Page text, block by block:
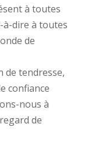
à toutes
à-dire à toutes
de
de tendresse,
confiance
nous à
de